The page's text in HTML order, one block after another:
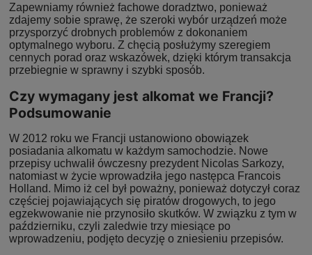
Zapewniamy również fachowe doradztwo, ponieważ
zdajemy sobie sprawę, że szeroki wybór urządzeń może
przysporzyć drobnych problemów z dokonaniem
optymalnego wyboru. Z chęcią posłużymy szeregiem
cennych porad oraz wskazówek, dzięki którym transakcja
przebiegnie w sprawny i szybki sposób.
Czy wymagany jest alkomat we Francji?
Podsumowanie
W 2012 roku we Francji ustanowiono obowiązek
posiadania alkomatu w każdym samochodzie. Nowe
przepisy uchwalił ówczesny prezydent Nicolas Sarkozy,
natomiast w życie wprowadziła jego następca Francois
Holland. Mimo iż cel był poważny, ponieważ dotyczył coraz
częściej pojawiających się piratów drogowych, to jego
egzekwowanie nie przynosiło skutków. W związku z tym w
październiku, czyli zaledwie trzy miesiące po
wprowadzeniu, podjęto decyzję o zniesieniu przepisów.